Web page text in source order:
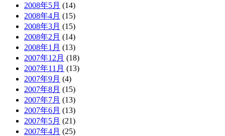
2008年5月 (14)
2008年4月 (15)
2008年3月 (15)
2008年2月 (14)
2008年1月 (13)
2007年12月 (18)
2007年11月 (13)
2007年9月 (4)
2007年8月 (15)
2007年7月 (13)
2007年6月 (13)
2007年5月 (21)
2007年4月 (25)